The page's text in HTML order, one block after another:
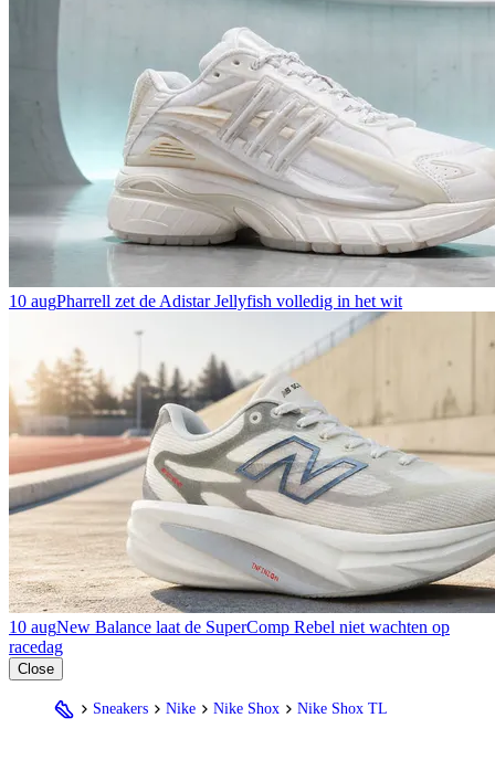
10 augPharrell zet de Adistar Jellyfish volledig in het wit
10 augNew Balance laat de SuperComp Rebel niet wachten op
racedag
Close
Sneakers Nike Nike Shox Nike Shox TL